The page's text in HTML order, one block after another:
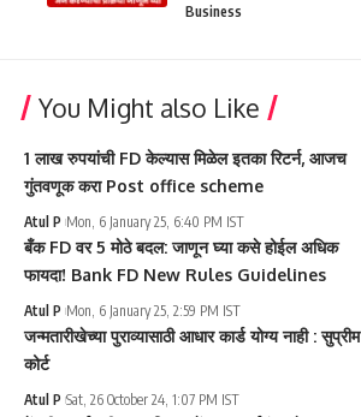
Business
You Might also Like
1 लाख रुपयांची FD केल्यास मिळेल इतका रिटर्न, आजच
गुंतवणूक करा Post office scheme
Atul P Mon, 6 January 25, 6:40 PM IST
बँक FD वर 5 मोठे बदल: जाणून घ्या कसे होईल अधिक
फायदा! Bank FD New Rules Guidelines
Atul P Mon, 6 January 25, 2:59 PM IST
जन्मतारीखेच्या पुराव्यासाठी आधार कार्ड योग्य नाही : सुप्रीम
कोर्ट
Atul P Sat, 26 October 24, 1:07 PM IST